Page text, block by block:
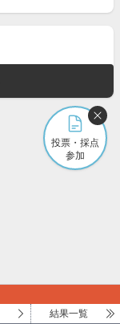
投票・採点
参加
結果一覧